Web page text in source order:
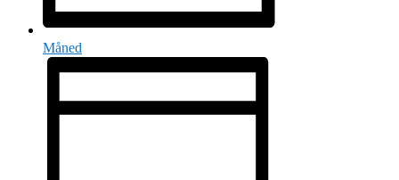
Måned